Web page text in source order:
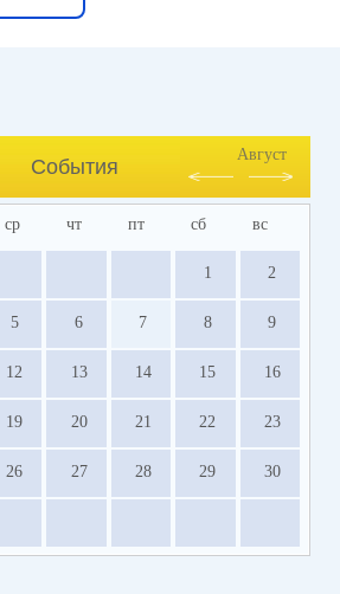
События
Август
ср чт пт сб вс
1 2
5 6 7 8 9
12 13 14 15 16
19 20 21 22 23
26 27 28 29 30